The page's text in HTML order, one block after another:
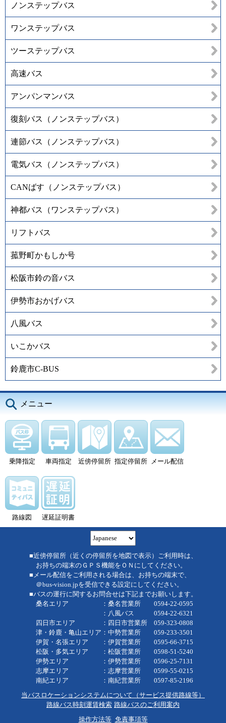
ノンステップバス
ワンステップバス
ツーステップバス
高速バス
アンパンマンバス
復刻バス（ノンステップバス）
連節バス（ノンステップバス）
電気バス（ノンステップバス）
CANばす（ノンステップバス）
神都バス（ワンステップバス）
リフトバス
菰野町かもしか号
松阪市鈴の音バス
伊勢市おかげバス
八風バス
いこかバス
鈴鹿市C-BUS
メニュー
乗降指定 車両指定 近傍停留所 指定停留所 メール配信
路線図 遅延証明書
■近傍停留所（近くの停留所を地図で表示）ご利用時は、
お持ちの端末のＧＰＳ機能をＯＮにしてください。
■メール配信をご利用される場合は、お持ちの端末で、
＠bus-vision.jpを受信できる設定にしてください。
■バスの運行に関するお問合せは下記までお願いします。
桑名エリア ：桑名営業所 0594-22-0595
：八風バス 0594-22-6321
四日市エリア ：四日市営業所 059-323-0808
津・鈴鹿・亀山エリア：中勢営業所 059-233-3501
伊賀・名張エリア ：伊賀営業所 0595-66-3715
松阪・多気エリア ：松阪営業所 0598-51-5240
伊勢エリア ：伊勢営業所 0596-25-7131
志摩エリア ：志摩営業所 0599-55-0215
南紀エリア ：南紀営業所 0597-85-2196
当バスロケーションシステムについて（サービス提供路線等）
路線バス時刻運賃検索 路線バスのご利用案内
操作方法等 免責事項等